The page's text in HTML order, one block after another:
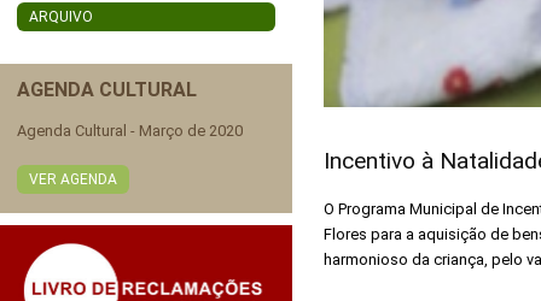
ARQUIVO
AGENDA CULTURAL
Agenda Cultural - Março de 2020
VER AGENDA
Incentivo à
O Programa Municipal de
Flores para a aquisição de
harmonioso da criança, pelo